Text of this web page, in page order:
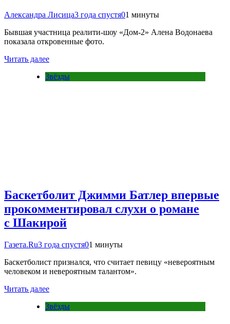
Александра Лисица3 года спустя01 минуты
Бывшая участница реалити-шоу «Дом-2» Алена Водонаева
показала откровенные фото.
Читать далее
Звёзды
Баскетболит Джимми Батлер впервые
прокомментировал слухи о романе
с Шакирой
Газета.Ru3 года спустя01 минуты
Баскетболист признался, что считает певицу «невероятным
человеком и невероятным талантом».
Читать далее
Звёзды